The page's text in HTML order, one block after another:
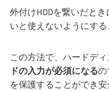
外付けHDDを繋いだと
いと使えないようにする
この方法で、ハードデ
ドの入力が必須になるの
を保護することができ安